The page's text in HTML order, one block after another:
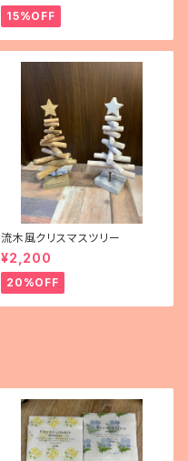
15%OFF
流木風クリスマスツリー
¥2,200
20%OFF